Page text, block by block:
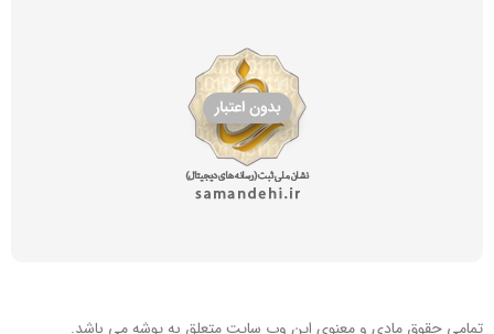
تمامی حقوق مادی و معنوی این وب سایتمتعلق به پوشه می باشد.